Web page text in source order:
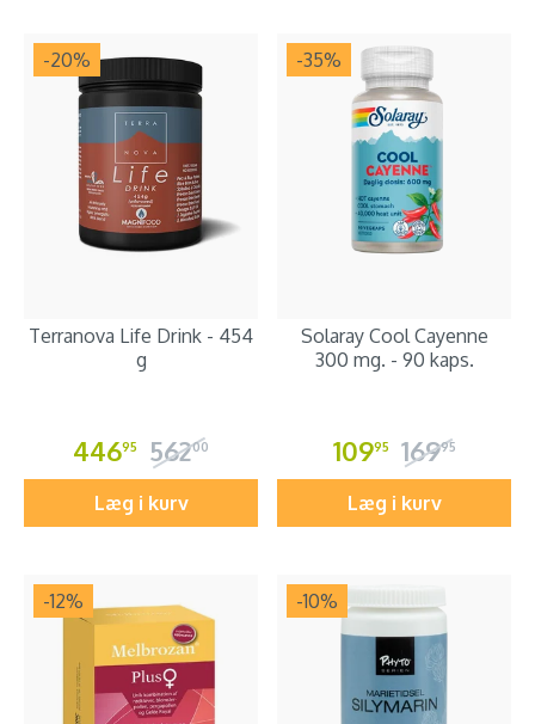
-20%
Terranova Life Drink - 454
g
44695 56200
Læg i kurv
-35%
Solaray Cool Cayenne
300 mg. - 90 kaps.
10995 16995
Læg i kurv
-12% -10%